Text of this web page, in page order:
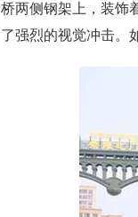
桥两侧钢架上，装饰
了强烈的视觉冲击。